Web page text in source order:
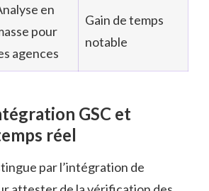
en
pour
agences
Gain de temps
notable
GSC et
réel
par l’intégration de